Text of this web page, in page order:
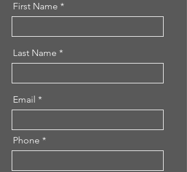
First Name
Last Name
Email
Phone